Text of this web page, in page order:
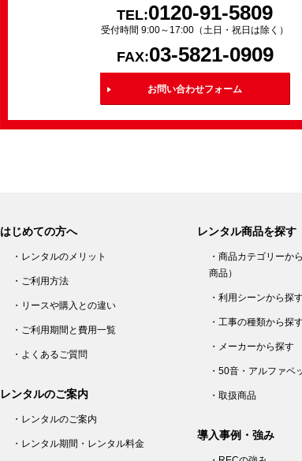
TEL:0120-91-5809
受付時間 9:00～17:00（土日・祝日は除く）
FAX:03-5821-0909
お問い合わせフォーム
はじめての方へ
・レンタルのメリット
・ご利用方法
・リースや購入との違い
・ご利用期間と費用一覧
・よくあるご質問
レンタルのご案内
・レンタルのご案内
・レンタル期間・レンタル料金
レンタル商品を探す
・商品カテゴリーか
商品）
・利用シーンから探
・工事の種類から探
・メーカーから探す
・50音・アルファベ
・取扱商品
導入事例・強み